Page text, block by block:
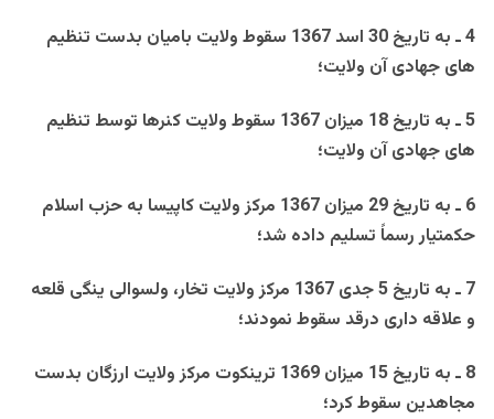
4 ـ به تاريخ 30 اسد 1367 سقوط ولايت باميان بدست تنظيم
های جهادی آن ولايت؛
5 ـ به تاريخ 18 ميزان 1367 سقوط ولايت کنرها توسط تنظيم
های جهادی آن ولايت؛
6 ـ
به تاريخ 29 ميزان 1367 مرکز ولايت کاپيسا به حزب اسلام
حکمتيار رسماً تسليم داده شد؛
7 ـ به تاريخ 5 جدی 1367 مرکز ولايت تخار، ولسوالی ينگی قلعه
و علاقه داری درقد سقوط نمودند؛
8 ـ به تاريخ 15 ميزان 1369 ترينکوت مرکز ولايت ارزگان بدست
مجاهدين سقوط کرد؛